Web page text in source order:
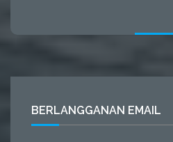
BERLANGGANAN EMAIL